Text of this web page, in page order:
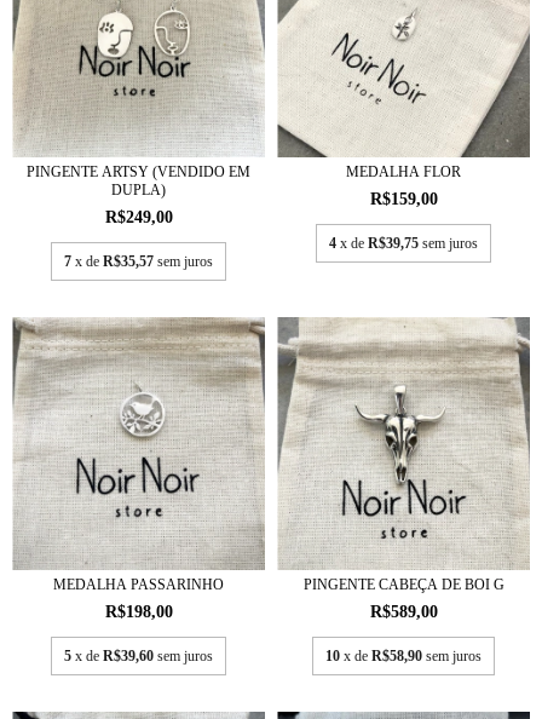
PINGENTE ARTSY (VENDIDO EM
DUPLA)
R$249,00
7 x de R$35,57 sem juros
MEDALHA FLOR
R$159,00
4 x de R$39,75 sem juros
MEDALHA PASSARINHO
R$198,00
5 x de R$39,60 sem juros
PINGENTE CABEÇA DE BOI G
R$589,00
10 x de R$58,90 sem juros